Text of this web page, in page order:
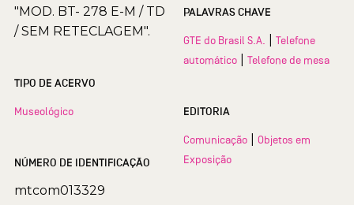
"MOD. BT- 278 E-M / TD
/ SEM RETECLAGEM".
TIPO DE ACERVO
Museológico
NÚMERO DE IDENTIFICAÇÃO
mtcom013329
PALAVRAS CHAVE
GTE do Brasil S.A.
Telefone
automático
Telefone de mesa
EDITORIA
Comunicação
Objetos em
Exposição